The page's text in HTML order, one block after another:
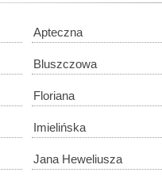
Apteczna
Bluszczowa
Floriana
Imielińska
Jana Heweliusza